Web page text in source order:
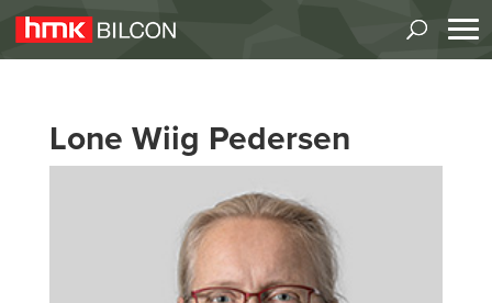
Lone Wiig Pedersen